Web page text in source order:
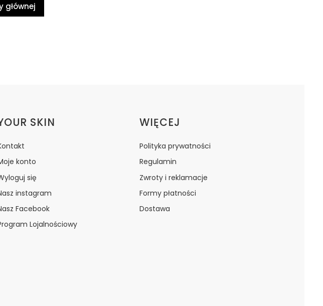
głównej
SKIN
konto
się
instagram
Facebook
Lojalnościowy
WIĘCEJ
Polityka prywatności
Regulamin
Zwroty i reklamacje
Formy płatności
Dostawa